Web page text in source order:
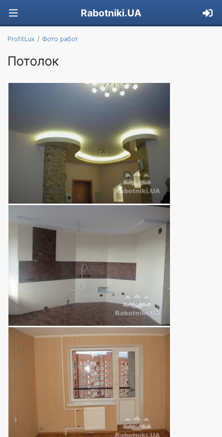
Rabotniki.UA
ProfitLux Фото работ
Потолок